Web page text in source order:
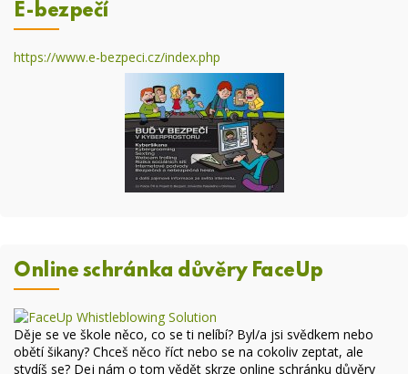
E-bezpečí
https://www.e-bezpeci.cz/index.php
Online schránka důvěry FaceUp
Děje se ve škole něco, co se ti nelíbí? Byl/a jsi svědkem nebo
obětí šikany? Chceš něco říct nebo se na cokoliv zeptat, ale
stydíš se? Dej nám o tom vědět skrze online schránku důvěry